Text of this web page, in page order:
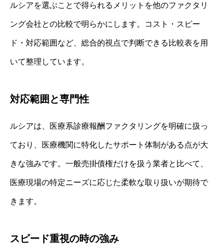
ルシアを選ぶことで得られるメリットを他のファクタリ
ング会社との比較で明らかにします。コスト・スピー
ド・対応範囲など、総合的視点で判断できる比較表を用
いて整理しています。
対応範囲と専門性
ルシアは、医療系診療報酬ファクタリングを明確に扱っ
ており、医療機関に特化したサポート体制がある点が大
きな強みです。一般売掛債権だけを扱う業者と比べて、
医療現場の特定ニーズに応じた柔軟な取り扱いが期待で
きます。
スピード重視の時の強み